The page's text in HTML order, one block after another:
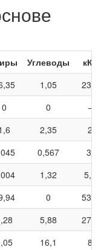
Углеводы
1,05
0 0
—
2,35
29
0,567
3,6
1,32
5,96
0
5,88
16,1
84